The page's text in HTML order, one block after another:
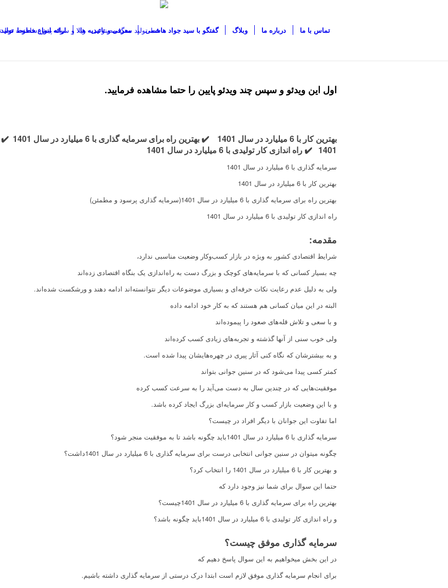
ارائه انواع خطوط تولید معرفی و تائیدیه ها گفتگو با سید جواد هاشمی وبلاگ درباره ما تماس با ما
اول این ویدئو و سپس چند ویدئو پایین را حتما مشاهده فرمایید.
بهترین کار با 6 میلیارد در سال 1401 ✔️ بهترین راه برای سرمایه گذاری با 6 میلیارد در سال 1401
1401 ✔️ راه اندازی کار تولیدی با 6 میلیارد در سال 1401
سرمایه گذاری با 6 میلیارد در سال 1401
بهترین کار با 6 میلیارد در سال 1401
بهترین راه برای سرمایه گذاری با 6 میلیارد در سال 1401(سرمایه گذاری پرسود و مطمئن)
راه اندازی کار تولیدی با 6 میلیارد در سال 1401
مقدمه:
شرایط اقتصادی کشور به ویژه در بازار کسب‌وکار وضعیت مناسبی ندارد،
چه بسیار کسانی که با سرمایه‌های کوچک و بزرگ دست به راه‌اندازی یک بنگاه اقتصادی زده‌اند
ولی به دلیل عدم رعایت نکات حرفه‌ای و بسیاری موضوعات دیگر نتوانسته‌اند ادامه دهند و ورشکست شده‌اند.
البته در این میان کسانی هم هستند که به کار خود ادامه داده
و با سعی و تلاش قله‌های صعود را پیموده‌اند
ولی خوب سنی از آنها گذشته و تجربه‌های زیادی کسب کرده‌اند
و به بیشترشان که نگاه کنی آثار پیری در چهره‌هایشان پیدا شده است.
کمتر کسی پیدا می‌شود که در سنین جوانی بتواند
موفقیت‌هایی که در چندین سال به دست می‌آید را به سرعت کسب کرده
و با این وضعیت بازار کسب و کار سرمایه‌ای بزرگ ایجاد کرده باشد.
اما تفاوت این جوانان با دیگر افراد در چیست؟
سرمایه گذاری با 6 میلیارد در سال 1401باید چگونه باشد تا به موفقیت منجر شود؟
چگونه میتوان در سنین جوانی انتخابی درست برای سرمایه گذاری با 6 میلیارد در سال 1401داشت؟
و بهترین کار با 6 میلیارد در سال 1401 را انتخاب کرد؟
حتما این سوال برای شما نیز وجود دارد که
بهترین راه برای سرمایه گذاری با 6 میلیارد در سال 1401چیست؟
و راه اندازی کار تولیدی با 6 میلیارد در سال 1401باید چگونه باشد؟
سرمایه گذاری موفق چیست؟
در این بخش میخواهیم به این سوال پاسخ دهیم که
برای انجام سرمایه گذاری موفق لازم است ابتدا درک درستی از سرمایه گذاری داشته باشیم.